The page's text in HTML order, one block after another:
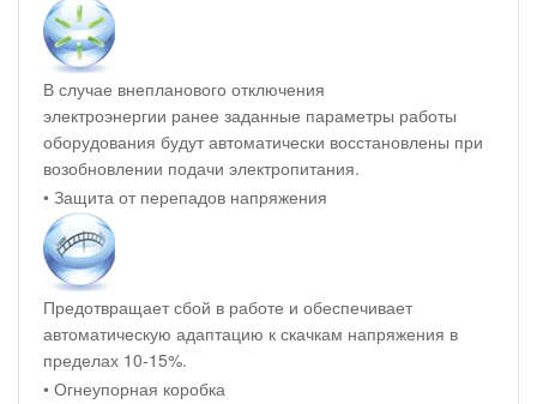
В случае внепланового отключения
электроэнергии ранее заданные параметры работы
оборудования будут автоматически восстановлены при
возобновлении подачи электропитания.
• Защита от перепадов напряжения
Предотвращает сбой в работе и обеспечивает
автоматическую адаптацию к скачкам напряжения в
пределах 10-15%.
• Огнеупорная коробка